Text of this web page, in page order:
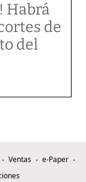
Habrá
de
del
Ventas
e-Paper